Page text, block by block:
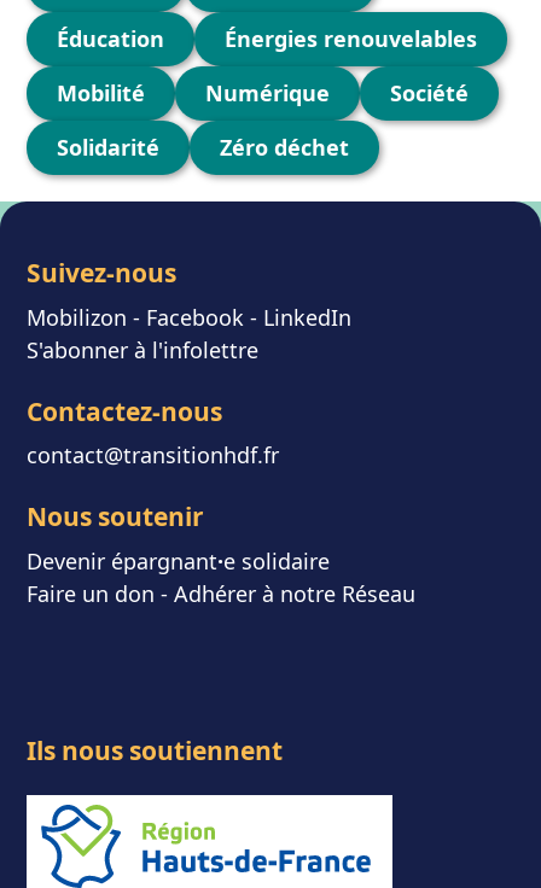
Éducation
Énergies renouvelables
Mobilité
Numérique
Société
Solidarité
Zéro déchet
Suivez-nous
Mobilizon - Facebook - LinkedIn
S'abonner à l'infolettre
Contactez-nous
contact@transitionhdf.fr
Nous soutenir
Devenir épargnant⸱e solidaire
Faire un don - Adhérer à notre Réseau
Ils nous soutiennent